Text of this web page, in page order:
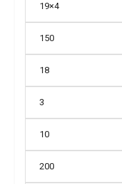
19×4
150
18
3
10
200